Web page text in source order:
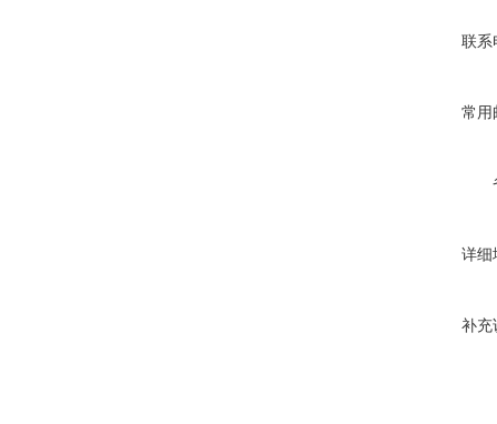
联系
常用
详细
补充